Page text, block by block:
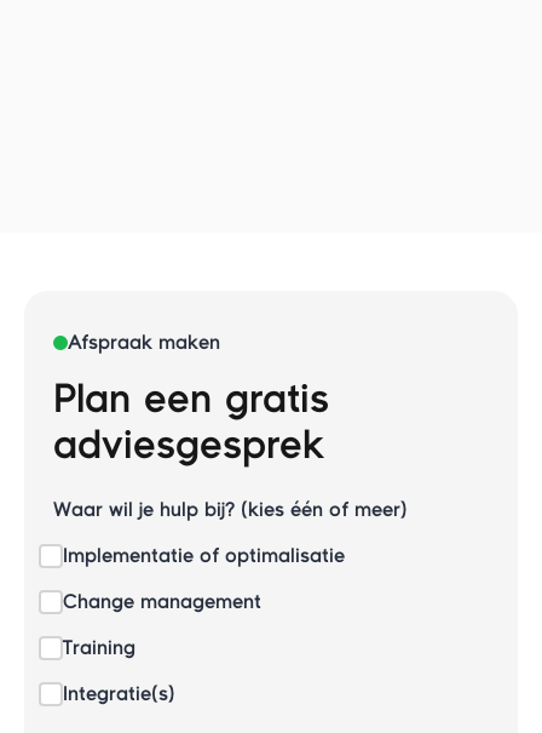
Afspraak maken
Plan een gratis
adviesgesprek
Waar wil je hulp bij? (kies één of meer)
Implementatie of optimalisatie
Change management
Training
Integratie(s)